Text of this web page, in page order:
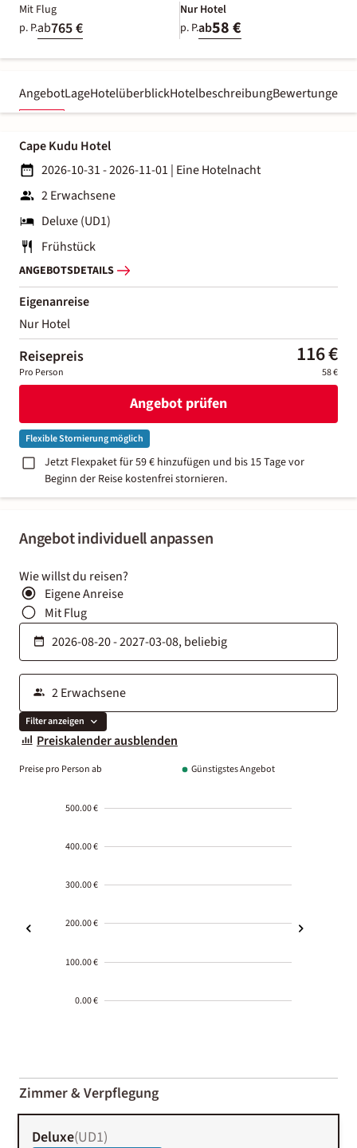
Mit Flug
p. P.ab765 €
Nur Hotel
p. P.ab58 €
AngebotLageHotelüberblickHotelbeschreibungBewertungen
Angebot individuell anpassen
Wie willst du reisen?
Eigene Anreise
Mit Flug
Filter anzeigen
Preiskalender ausblenden
Preise pro Person ab Günstigstes Angebot
500.00 €
400.00 €
300.00 €
200.00 €
100.00 €
0.00 €
01-02
Zimmer & Verpflegung
Deluxe(UD1)
Cape Kudu Hotel
2026-10-31 - 2026-11-01 | Eine Hotelnacht
2 Erwachsene
Deluxe (UD1)
Frühstück
ANGEBOTSDETAILS
Eigenanreise
Nur Hotel
Reisepreis 116 €
Pro Person 58 €
Angebot prüfen
Flexible Stornierung möglich
Jetzt Flexpaket für 59 € hinzufügen und bis 15 Tage vor
Beginn der Reise kostenfrei stornieren.